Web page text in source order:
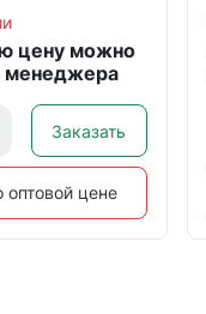
цену можно
менеджера
Заказать
оптовой цене